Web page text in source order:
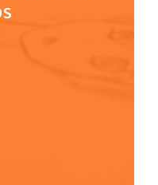
técnicas para